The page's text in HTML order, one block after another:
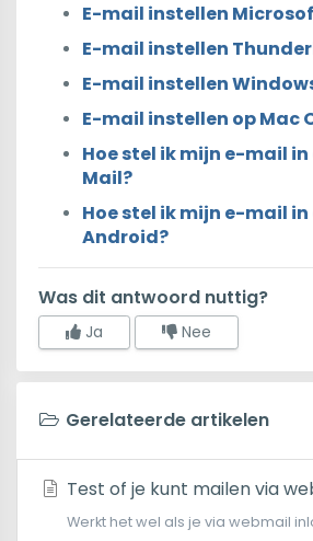
E-mail instellen
E-mail instellen
E-mail instellen
E-mail instellen op Mac
Hoe stel ik mijn e-mail
Mail?
Hoe stel ik mijn e-mail in
Android?
Was dit antwoord nuttig?
Ja Nee
Gerelateerde artikelen
Test of je kunt mailen via
Werkt het wel als je via webmail